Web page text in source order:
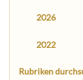
2026
2022
Rubriken